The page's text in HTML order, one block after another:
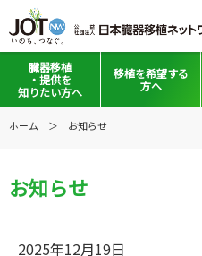
臓器移植
・提供を
知りたい方へ
移植と提供とは
日本の移植事情
移植を希望する
方へ
移植希望登録をお考えの方へ
医療者向けお知らせ
会員の皆さまへ
ホーム お知らせ
お知らせ
2025年12月19日